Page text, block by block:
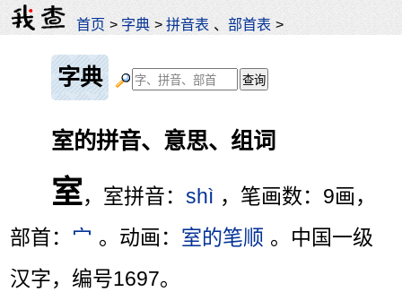
首页 > 字典 >拼音表 、部首表 >
字典
室的拼音、意思、组词
室，室拼音：shì ，笔画数：9画，
部首： 宀 。动画： 室的笔顺 。中国一级
汉字，编号1697。